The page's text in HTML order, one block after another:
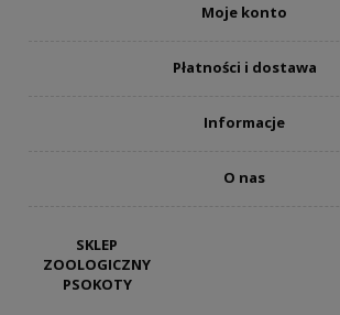
Moje konto
Płatności i dostawa
Informacje
O nas
SKLEP
ZOOLOGICZNY
PSOKOTY